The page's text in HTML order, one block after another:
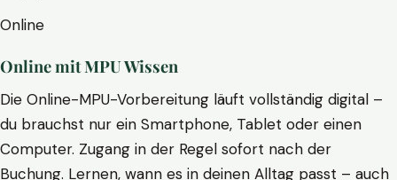
Online
Online mit MPU Wissen
Die Online-MPU-Vorbereitung läuft vollständig digital –
du brauchst nur ein Smartphone, Tablet oder einen
Computer. Zugang in der Regel sofort nach der
Buchung. Lernen, wann es in deinen Alltag passt – auch